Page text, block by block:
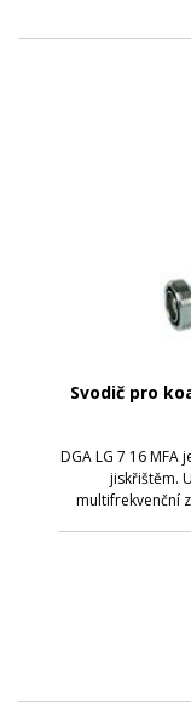
Svodič pro
DGA LG 7 16
jiskřištěm.
multifrekvenční